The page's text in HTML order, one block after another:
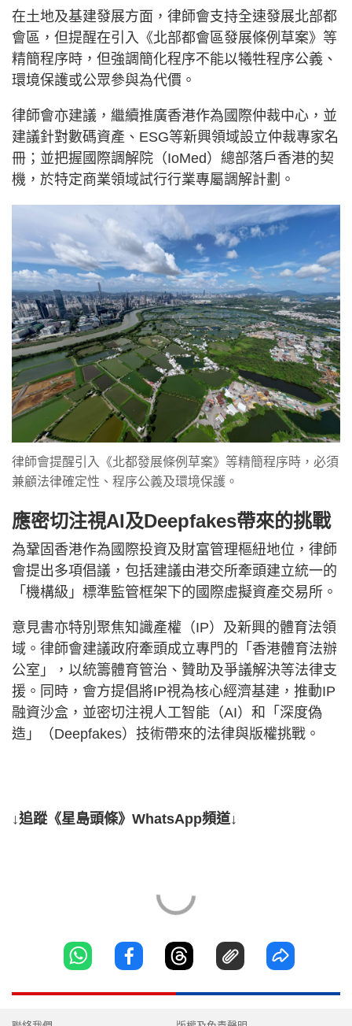
在土地及基建發展方面，律師會支持全速發展北部都
會區，但提醒在引入《北部都會區發展條例草案》等
精簡程序時，但強調簡化程序不能以犧牲程序公義、
環境保護或公眾參與為代價。
律師會亦建議，繼續推廣香港作為國際仲裁中心，並
建議針對數碼資產、ESG等新興領域設立仲裁專家名
冊；並把握國際調解院（IoMed）總部落戶香港的契
機，於特定商業領域試行行業專屬調解計劃。
律師會提醒引入《北都發展條例草案》等精簡程序時，必須
兼顧法律確定性、程序公義及環境保護。
應密切注視AI及Deepfakes帶來的挑戰
為鞏固香港作為國際投資及財富管理樞紐地位，律師
會提出多項倡議，包括建議由港交所牽頭建立統一的
「機構級」標準監管框架下的國際虛擬資產交易所。
意見書亦特別聚焦知識產權（IP）及新興的體育法領
域。律師會建議政府牽頭成立專門的「香港體育法辦
公室」，以統籌體育管治、贊助及爭議解決等法律支
援。同時，會方提倡將IP視為核心經濟基建，推動IP
融資沙盒，並密切注視人工智能（AI）和「深度偽
造」（Deepfakes）技術帶來的法律與版權挑戰。
↓追蹤《星島頭條》WhatsApp頻道↓